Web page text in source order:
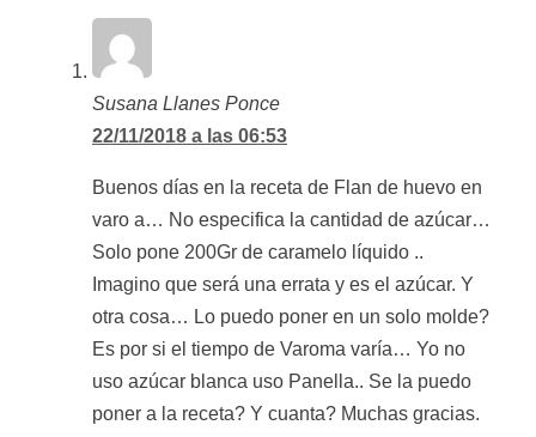
Susana Llanes Ponce
22/11/2018 a las 06:53
Buenos días en la receta de Flan de huevo en
varo a… No especifica la cantidad de azúcar…
Solo pone 200Gr de caramelo líquido ..
Imagino que será una errata y es el azúcar. Y
otra cosa… Lo puedo poner en un solo molde?
Es por si el tiempo de Varoma varía… Yo no
uso azúcar blanca uso Panella.. Se la puedo
poner a la receta? Y cuanta? Muchas gracias.